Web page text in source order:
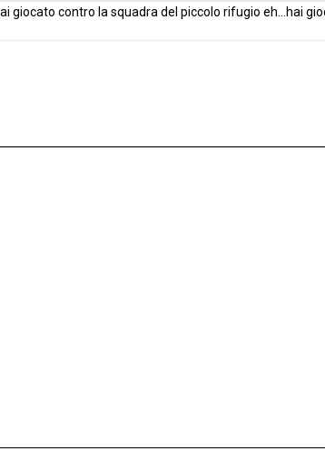
giocato contro la squadra del piccolo rifugio eh...hai